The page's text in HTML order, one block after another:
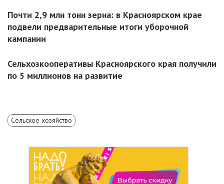
Почти 2,9 млн тонн зерна: в Красноярском крае
подвели предварительные итоги уборочной
кампании
Сельхозкооперативы Красноярского края получили
по 5 миллионов на развитие
Сельское хозяйство